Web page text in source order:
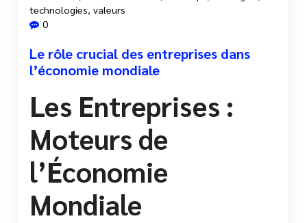
technologies, valeurs
0
Le rôle crucial des entreprises dans
l’économie mondiale
Les Entreprises :
Moteurs de
l’Économie
Mondiale